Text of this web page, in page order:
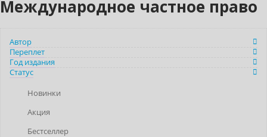
Международное частное право
Автор
Переплет
Год издания
Статус
Новинки
Акция
Бестселлер